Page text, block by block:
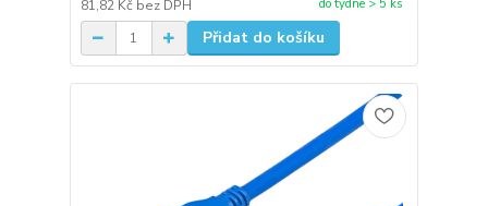
81,82 Kč bez DPH do týdne > 5 ks
Přidat do košíku